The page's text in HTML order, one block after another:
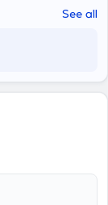
See all